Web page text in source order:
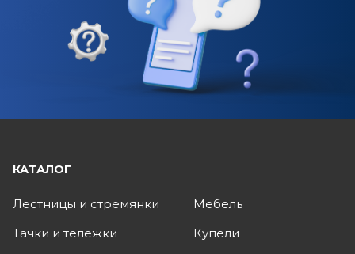
КАТАЛОГ
Лестницы и стремянки
Тачки и тележки
Мебель
Купели